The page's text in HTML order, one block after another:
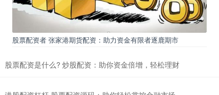
股票配资者 张家港期货配资：助力资金有限者逐鹿期市
股票配资是什么? 炒股配资：助你资金倍增，轻松理财